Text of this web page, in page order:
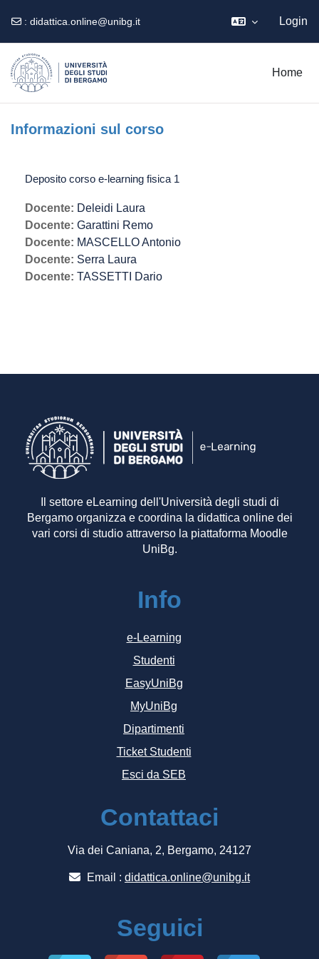
: didattica.online@unibg.it Login
Home
Informazioni sul corso
Deposito corso e-learning fisica 1
Docente: Deleidi Laura
Docente: Garattini Remo
Docente: MASCELLO Antonio
Docente: Serra Laura
Docente: TASSETTI Dario
Il settore eLearning dell'Università degli studi di
Bergamo organizza e coordina la didattica online dei
vari corsi di studio attraverso la piattaforma Moodle
UniBg.
Info
e-Learning
Studenti
EasyUniBg
MyUniBg
Dipartimenti
Ticket Studenti
Esci da SEB
Contattaci
Via dei Caniana, 2, Bergamo, 24127
Email : didattica.online@unibg.it
Seguici